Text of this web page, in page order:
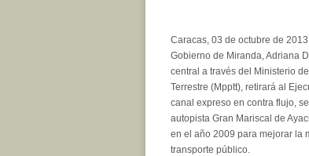
Caracas, 03 de octubre de
Gobierno de Miranda, Adriana
central a través del Ministerio
Terrestre (Mpptt), retirará al
canal expreso en contra flujo,
autopista Gran Mariscal de
en el año 2009 para mejorar la
transporte público.